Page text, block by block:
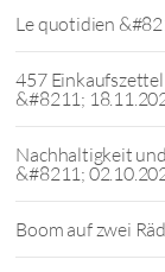
Le quotidien
457
&#8211;
Nachhaltigkeit
&#8211;
Boom auf zwei